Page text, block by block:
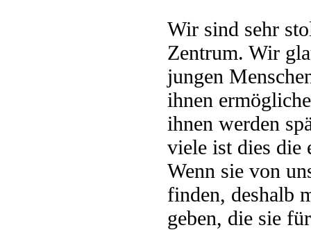
Wir sind sehr
Zentrum. Wir
jungen
ihnen
ihnen werden
viele ist dies die
Wenn sie von
finden, deshalb
geben, die sie